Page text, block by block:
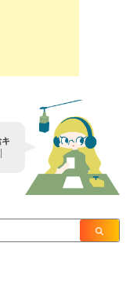
キ